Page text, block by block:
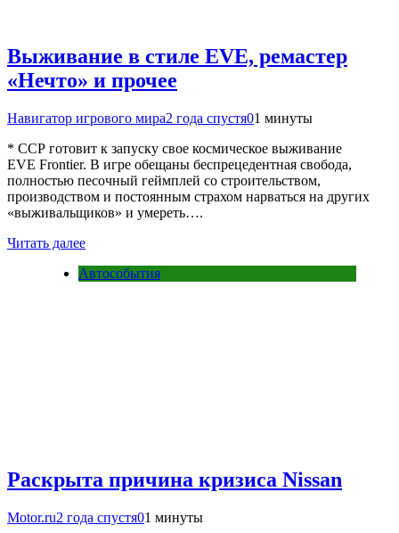
Выживание в стиле EVE, ремастер
«Нечто» и прочее
Навигатор игрового мира2 года спустя01 минуты
* CCP готовит к запуску свое космическое выживание
EVE Frontier. В игре обещаны беспрецедентная свобода,
полностью песочный геймплей со строительством,
производством и постоянным страхом нарваться на других
«выживальщиков» и умереть….
Читать далее
Автособытия
Раскрыта причина кризиса Nissan
Motor.ru2 года спустя01 минуты